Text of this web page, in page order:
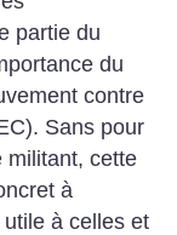
partie du
du
contre
Sans pour
militant, cette
à
utile à celles et